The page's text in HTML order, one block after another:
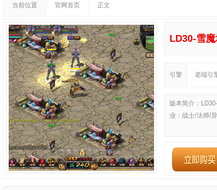
当前位置 官网首页 正文
LD30-雪
引擎 老端引
版本简介：
业：战士/法师/